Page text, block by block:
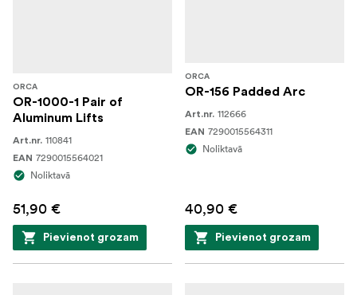
ORCA
OR-1000-1 Pair of
Aluminum Lifts
Art.nr. 110841
EAN 7290015564021
Noliktavā
51,90 €
Pievienot grozam
ORCA
OR-156 Padded Arc
Art.nr. 112666
EAN 7290015564311
Noliktavā
40,90 €
Pievienot grozam